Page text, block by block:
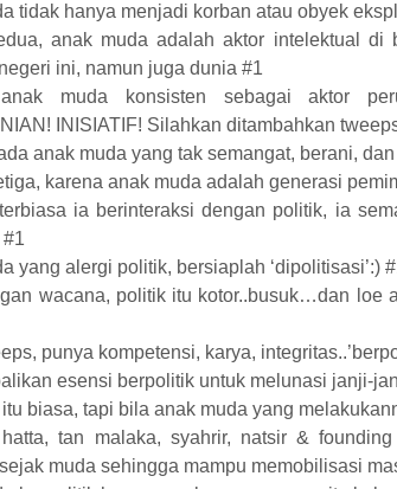
tidak hanya menjadi korban atau obyek
anak muda adalah aktor intelektual di
ini, namun juga dunia #1
muda konsisten sebagai aktor
INISIATIF! Silahkan ditambahkan
anak muda yang tak semangat, berani,
karena anak muda adalah generasi
ia berinteraksi dengan politik, ia
yang alergi politik, bersiaplah ‘dipolitisasi’:)
wacana, politik itu kotor..busuk…dan loe
punya kompetensi, karya,
esensi berpolitik untuk melunasi janji-
biasa, tapi bila anak muda yang
tan malaka, syahrir, natsir &
muda sehingga mampu memobilisasi